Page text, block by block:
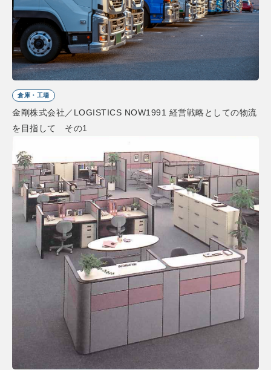
倉庫・工場
金剛株式会社／LOGISTICS NOW1991 経営戦略としての物流
を目指して その1